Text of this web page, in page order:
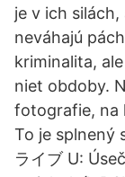
je v ich
neváhajú
kriminalita,
niet obdoby.
fotografie, na
To je splnený
ライブ U: